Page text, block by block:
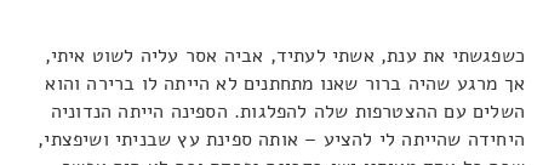
כשפגשתי את ענת, אשתי לעתיד, אביה אסר עליה לשוט איתי,
אך מרגע שהיה ברור שאנו מתחתנים לא הייתה לו ברירה והוא
השלים עם ההצטרפות שלה להפלגות. הספינה הייתה הנדוניה
היחידה שהייתה לי להציע – אותה ספינת עץ שבניתי ושיפצתי,